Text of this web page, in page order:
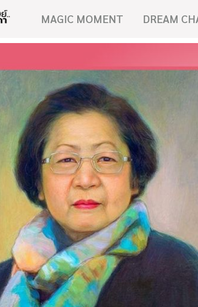
MAGIC MOMENT DREAM